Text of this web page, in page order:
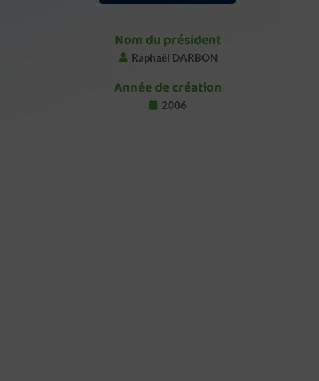
Nom du président
Raphaël DARBON
Année de création
2006